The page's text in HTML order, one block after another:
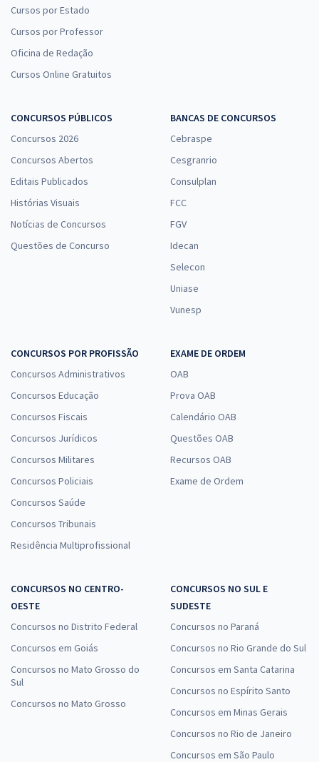
Cursos por Estado
Cursos por Professor
Oficina de Redação
Cursos Online Gratuitos
CONCURSOS PÚBLICOS
Concursos 2026
Concursos Abertos
Editais Publicados
Histórias Visuais
Notícias de Concursos
Questões de Concurso
BANCAS DE CONCURSOS
Cebraspe
Cesgranrio
Consulplan
FCC
FGV
Idecan
Selecon
Uniase
Vunesp
CONCURSOS POR PROFISSÃO
Concursos Administrativos
Concursos Educação
Concursos Fiscais
Concursos Jurídicos
Concursos Militares
Concursos Policiais
Concursos Saúde
Concursos Tribunais
Residência Multiprofissional
EXAME DE ORDEM
OAB
Prova OAB
Calendário OAB
Questões OAB
Recursos OAB
Exame de Ordem
CONCURSOS NO CENTRO-
OESTE
Concursos no Distrito Federal
Concursos em Goiás
Concursos no Mato Grosso do
Sul
Concursos no Mato Grosso
CONCURSOS NO SUL E
SUDESTE
Concursos no Paraná
Concursos no Rio Grande do Sul
Concursos em Santa Catarina
Concursos no Espírito Santo
Concursos em Minas Gerais
Concursos no Rio de Janeiro
Concursos em São Paulo